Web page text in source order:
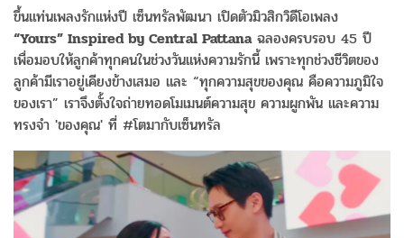
ขึ้นแท่นเพลงรักแห่งปี เซ็นทรัลพัฒนา เปิดตัวมิวสิกวิดีโอเพลง
“Yours” Inspired by Central Pattanaฉลองครบรอบ 45 ปี
เพื่อมอบให้ลูกค้าทุกคนในช่วงวันแห่งความรักนี้ เพราะทุกช่วงชีวิตของ
ลูกค้ามีเราอยู่เคียงข้างเสมอ และ “ทุกความสุขของคุณ คือความภูมิใจ
ของเรา” เราจึงตั้งใจถ่ายทอดโมเมนต์ความสุข ความผูกพัน และความ
ทรงจำ 'ของคุณ' ที่ #โตมากับเซ็นทรัล